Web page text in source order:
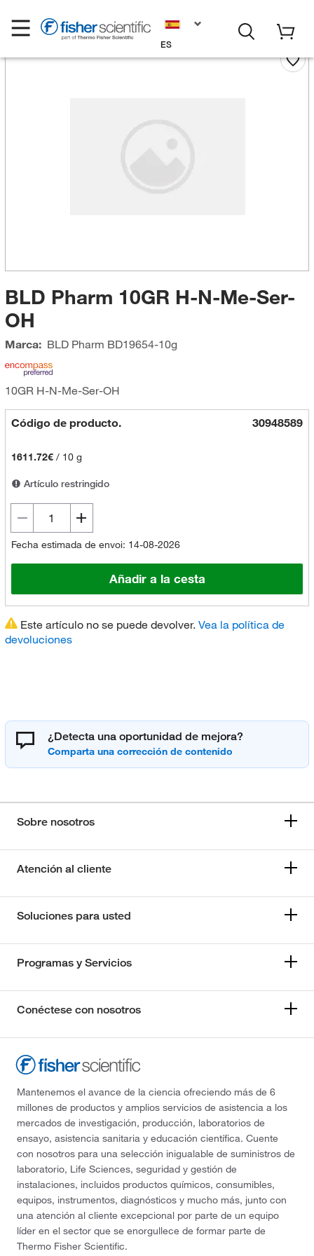
ES
BLD Pharm 10GR H-N-Me-Ser-
OH
Marca: BLD Pharm BD19654-10g
10GR H-N-Me-Ser-OH
Código de producto. 30948589
1611.72€/ 10 g
Artículo restringido
Fecha estimada de envoi: 14-08-2026
Añadir a la cesta
Este artículo no se puede devolver. Vea la política de
devoluciones
¿Detecta una oportunidad de mejora?
Sobre nosotros
Atención al cliente
Soluciones para usted
Programas y Servicios
Conéctese con nosotros
Mantenemos el avance de la ciencia ofreciendo más de 6
millones de productos y amplios servicios de asistencia a los
mercados de investigación, producción, laboratorios de
ensayo, asistencia sanitaria y educación científica. Cuente
con nosotros para una selección inigualable de suministros de
laboratorio, Life Sciences, seguridad y gestión de
instalaciones, incluidos productos químicos, consumibles,
equipos, instrumentos, diagnósticos y mucho más, junto con
una atención al cliente excepcional por parte de un equipo
líder en el sector que se enorgullece de formar parte de
Thermo Fisher Scientific.